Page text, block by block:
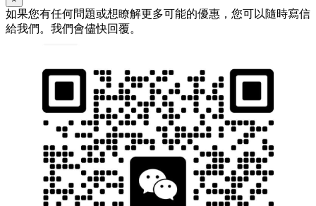
如果您有任何問題或想瞭解更多可能的優惠，您可以隨時寫信
給我們。我們會儘快回覆。